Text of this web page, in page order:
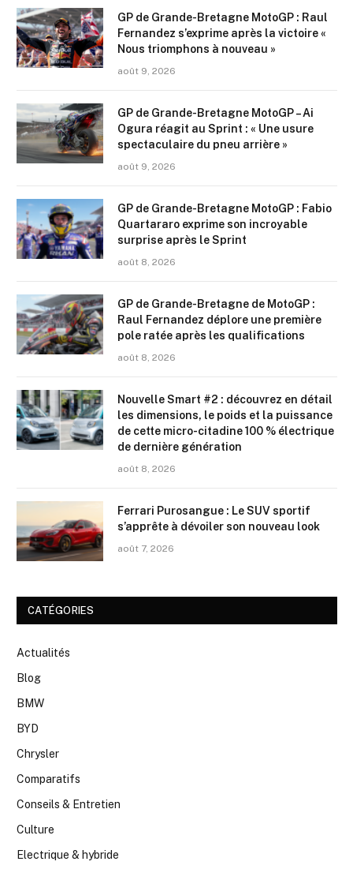
GP de Grande-Bretagne MotoGP : Raul
Fernandez s’exprime après la victoire «
Nous triomphons à nouveau »
août 9, 2026
GP de Grande-Bretagne MotoGP – Ai
Ogura réagit au Sprint : « Une usure
spectaculaire du pneu arrière »
août 9, 2026
GP de Grande-Bretagne MotoGP : Fabio
Quartararo exprime son incroyable
surprise après le Sprint
août 8, 2026
GP de Grande-Bretagne de MotoGP :
Raul Fernandez déplore une première
pole ratée après les qualifications
août 8, 2026
Nouvelle Smart #2 : découvrez en détail
les dimensions, le poids et la puissance
de cette micro-citadine 100 % électrique
de dernière génération
août 8, 2026
Ferrari Purosangue : Le SUV sportif
s’apprête à dévoiler son nouveau look
août 7, 2026
CATÉGORIES
Actualités
Blog
BMW
BYD
Chrysler
Comparatifs
Conseils & Entretien
Culture
Electrique & hybride